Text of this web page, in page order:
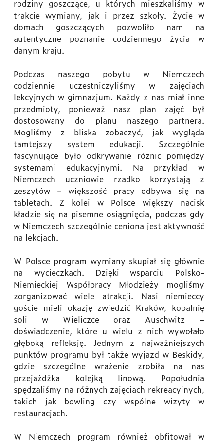
rodziny goszczące, u których mieszkaliśmy w
trakcie wymiany, jak i przez szkoły. Życie w
domach goszczących pozwoliło nam na
autentyczne poznanie codziennego życia w
danym kraju.
Podczas naszego pobytu w Niemczech
codziennie uczestniczyliśmy w zajęciach
lekcyjnych w gimnazjum. Każdy z nas miał inne
przedmioty, ponieważ nasz plan zajęć był
dostosowany do planu naszego partnera.
Mogliśmy z bliska zobaczyć, jak wygląda
tamtejszy system edukacji. Szczególnie
fascynujące było odkrywanie różnic pomiędzy
systemami edukacyjnymi. Na przykład w
Niemczech uczniowie rzadko korzystają z
zeszytów – większość pracy odbywa się na
tabletach. Z kolei w Polsce większy nacisk
kładzie się na pisemne osiągnięcia, podczas gdy
w Niemczech szczególnie ceniona jest aktywność
na lekcjach.
W Polsce program wymiany skupiał się głównie
na wycieczkach. Dzięki wsparciu Polsko-
Niemieckiej Współpracy Młodzieży mogliśmy
zorganizować wiele atrakcji. Nasi niemieccy
goście mieli okazję zwiedzić Kraków, kopalnię
soli w Wieliczce oraz Auschwitz –
doświadczenie, które u wielu z nich wywołało
głęboką refleksję. Jednym z najważniejszych
punktów programu był także wyjazd w Beskidy,
gdzie szczególne wrażenie zrobiła na nas
przejażdżka kolejką linową. Popołudnia
spędzaliśmy na różnych zajęciach rekreacyjnych,
takich jak bowling czy wspólne wizyty w
restauracjach.
W Niemczech program również obfitował w